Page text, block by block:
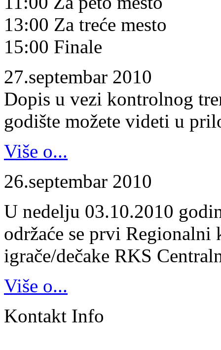
13:00 Za treće mesto
15:00 Finale
27.septembar 2010
Dopis u vezi kontrolnog
godište možete videti u
Više o...
26.septembar 2010
U nedelju 03.10.2010
održaće se prvi
igrače/dečake RKS
Više o...
Kontakt Info